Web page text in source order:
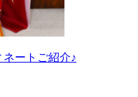
ネートご紹介♪